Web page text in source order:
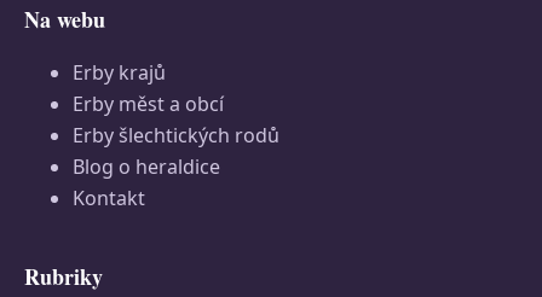
Na webu
Erby krajů
Erby měst a obcí
Erby šlechtických rodů
Blog o heraldice
Kontakt
Rubriky